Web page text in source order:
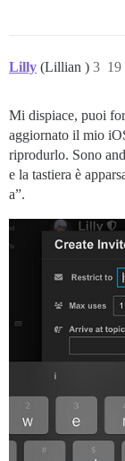
Lilly (Lillian ) 19
3
Mi dispiace, puoi
aggiornato il mio
riprodurlo. Sono
e la tastiera è
a”.